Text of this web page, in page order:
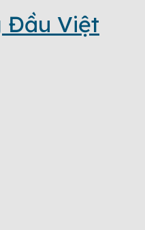
Đầu Việt